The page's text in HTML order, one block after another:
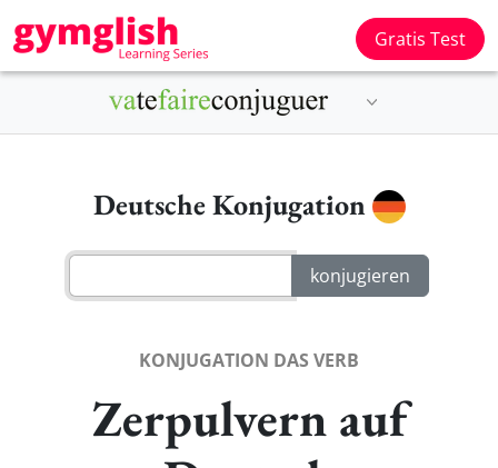
Gratis Test
Deutsche Konjugation
KONJUGATION DAS VERB
Zerpulvern auf